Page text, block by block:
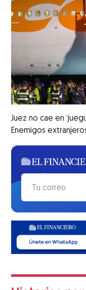
Juez no cae en ‘jueguitos’
Enemigos